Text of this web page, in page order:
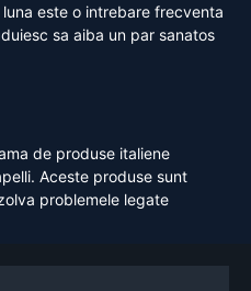
este o intrebare frecventa
sa aiba un par sanatos
de produse italiene
Aceste produse sunt
problemele legate